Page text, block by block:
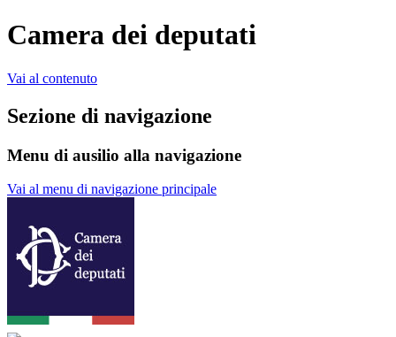
Camera dei deputati
Vai al contenuto
Sezione di navigazione
Menu di ausilio alla navigazione
Vai al menu di navigazione principale